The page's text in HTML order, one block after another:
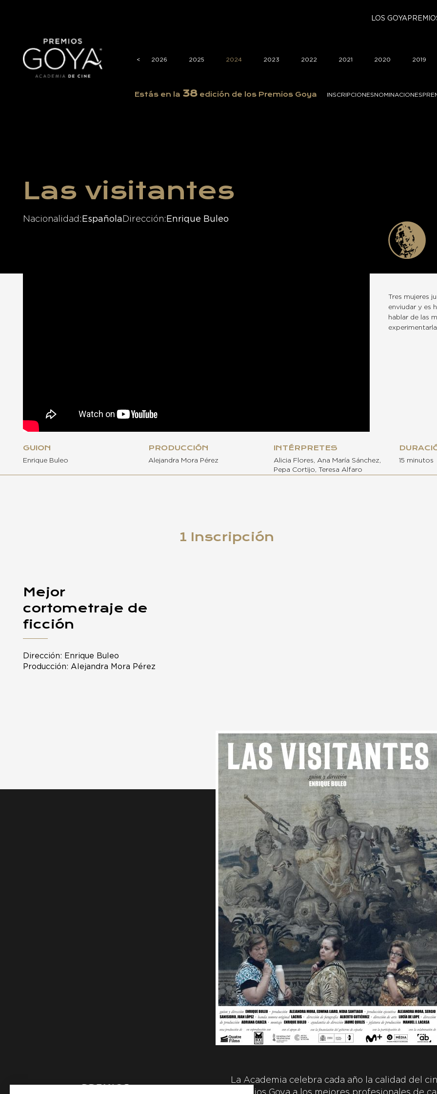
LOS GOYA
<
< 2026 2025 2024 2023 2022 2021 2020 2019
Estás en la 38 edición de los Premios Goya INSCRIPCIONESNOMINACIONES
Las visitantes
Nacionalidad Española Dirección Enrique Buleo
Tres mujeres
enviudar y es
hablar de las
GUION
Enrique Buleo
PRODUCCIÓN
Alejandra Mora Pérez
INTÉRPRETES
Alicia Flores, Ana María Sánchez,
Pepa Cortijo, Teresa Alfaro
15 minutos
1 Inscripción
Mejor
cortometraje de
ficción
Dirección: Enrique Buleo
Producción: Alejandra Mora Pérez
La Academia celebra cada año la calidad del